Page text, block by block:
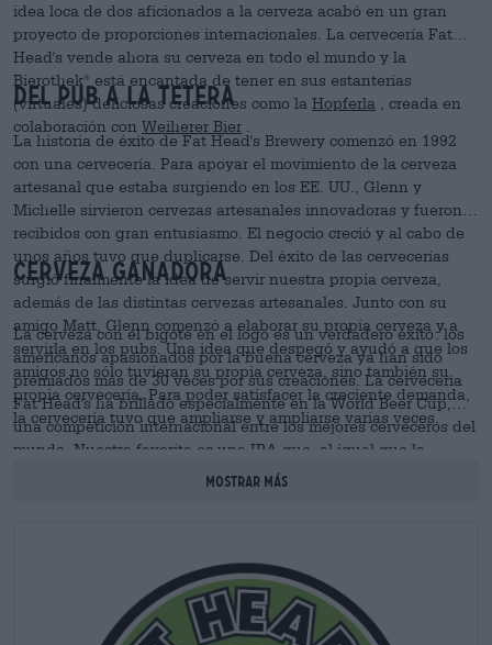
idea loca de dos aficionados a la cerveza acabó en un gran
proyecto de proporciones internacionales. La cervecería Fat
Head's vende ahora su cerveza en todo el mundo y la
Bierothek®
está encantada de tener en sus estanterías
(virtuales) deliciosas creaciones como la Hopferla , creada en
colaboración con Weiherer Bier
Del pub a la tetera
La historia de éxito de Fat Head's Brewery comenzó en 1992
con una cervecería. Para apoyar el movimiento de la cerveza
artesanal que estaba surgiendo en los EE. UU., Glenn y
Michelle sirvieron cervezas artesanales innovadoras y fueron
recibidos con gran entusiasmo. El negocio creció y al cabo de
unos años tuvo que duplicarse. Del éxito de las cervecerías
surgió finalmente la idea de servir nuestra propia cerveza,
además de las distintas cervezas artesanales. Junto con su
amigo Matt, Glenn comenzó a elaborar su propia cerveza y a
servirla en los pubs. Una idea que despegó y ayudó a que los
amigos no sólo tuvieran su propia cerveza, sino también su
propia cervecería. Para poder satisfacer la creciente demanda,
la cervecería tuvo que ampliarse y ampliarse varias veces.
Cerveza ganadora
La cerveza con el bigote en el logo es un verdadero éxito: los
americanos apasionados por la buena cerveza ya han sido
premiados más de 30 veces por sus creaciones. La cervecería
Fat Head's ha brillado especialmente en la World Beer Cup,
una competición internacional entre los mejores cerveceros del
mundo. Nuestra favorita es una IPA que, al igual que la
se creó en colaboración con la popular y conocida
mostrar más